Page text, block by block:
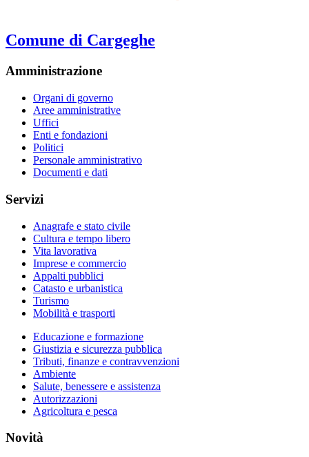
Comune di Cargeghe
Amministrazione
Organi di governo
Aree amministrative
Uffici
Enti e fondazioni
Politici
Personale amministrativo
Documenti e dati
Servizi
Anagrafe e stato civile
Cultura e tempo libero
Vita lavorativa
Imprese e commercio
Appalti pubblici
Catasto e urbanistica
Turismo
Mobilità e trasporti
Educazione e formazione
Giustizia e sicurezza pubblica
Tributi, finanze e contravvenzioni
Ambiente
Salute, benessere e assistenza
Autorizzazioni
Agricoltura e pesca
Novità